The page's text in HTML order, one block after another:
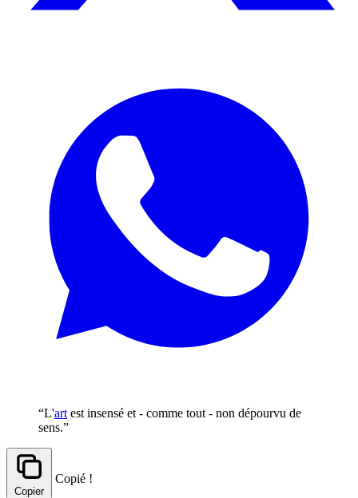
“L'art est insensé et - comme tout - non dépourvu de
sens.”
Copier
Copié !